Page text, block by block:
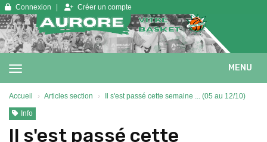
Connexion Créer un compte
MENU
Accueil Articles section Il s'est passé cette semaine ... (05 au 12/10)
Info
Il s'est passé cette
Panneau de gestion des cookies